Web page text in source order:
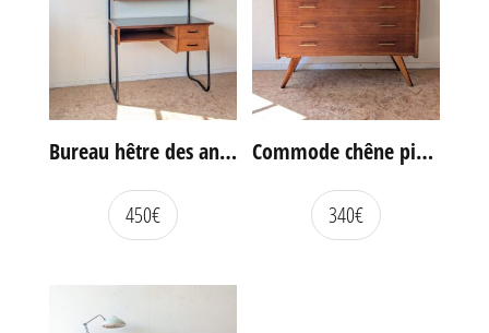
Bureau hêtre des années 60
450€
Commode chêne pieds compas vintage
340€